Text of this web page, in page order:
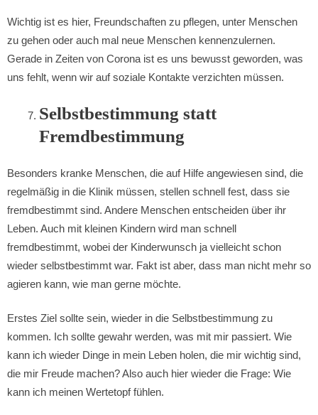
Wichtig ist es hier, Freundschaften zu pflegen, unter Menschen
zu gehen oder auch mal neue Menschen kennenzulernen.
Gerade in Zeiten von Corona ist es uns bewusst geworden, was
uns fehlt, wenn wir auf soziale Kontakte verzichten müssen.
Selbstbestimmung statt
Fremdbestimmung
Besonders kranke Menschen, die auf Hilfe angewiesen sind, die
regelmäßig in die Klinik müssen, stellen schnell fest, dass sie
fremdbestimmt sind. Andere Menschen entscheiden über ihr
Leben. Auch mit kleinen Kindern wird man schnell
fremdbestimmt, wobei der Kinderwunsch ja vielleicht schon
wieder selbstbestimmt war. Fakt ist aber, dass man nicht mehr so
agieren kann, wie man gerne möchte.
Erstes Ziel sollte sein, wieder in die Selbstbestimmung zu
kommen. Ich sollte gewahr werden, was mit mir passiert. Wie
kann ich wieder Dinge in mein Leben holen, die mir wichtig sind,
die mir Freude machen? Also auch hier wieder die Frage: Wie
kann ich meinen Wertetopf fühlen.